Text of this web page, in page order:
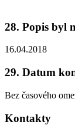
28. Popis byl
16.04.2018
29. Datum
Bez časového
Kontakty